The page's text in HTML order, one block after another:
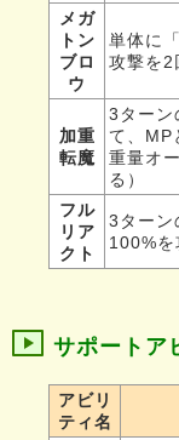
メガ
トン
ブロ
ウ
単体に
攻撃を2
加重
転魔
3ターン
て、MP
重量オ
る）
フル
リア
クト
3ターン
100%を
サポートア
アビリ
ティ名